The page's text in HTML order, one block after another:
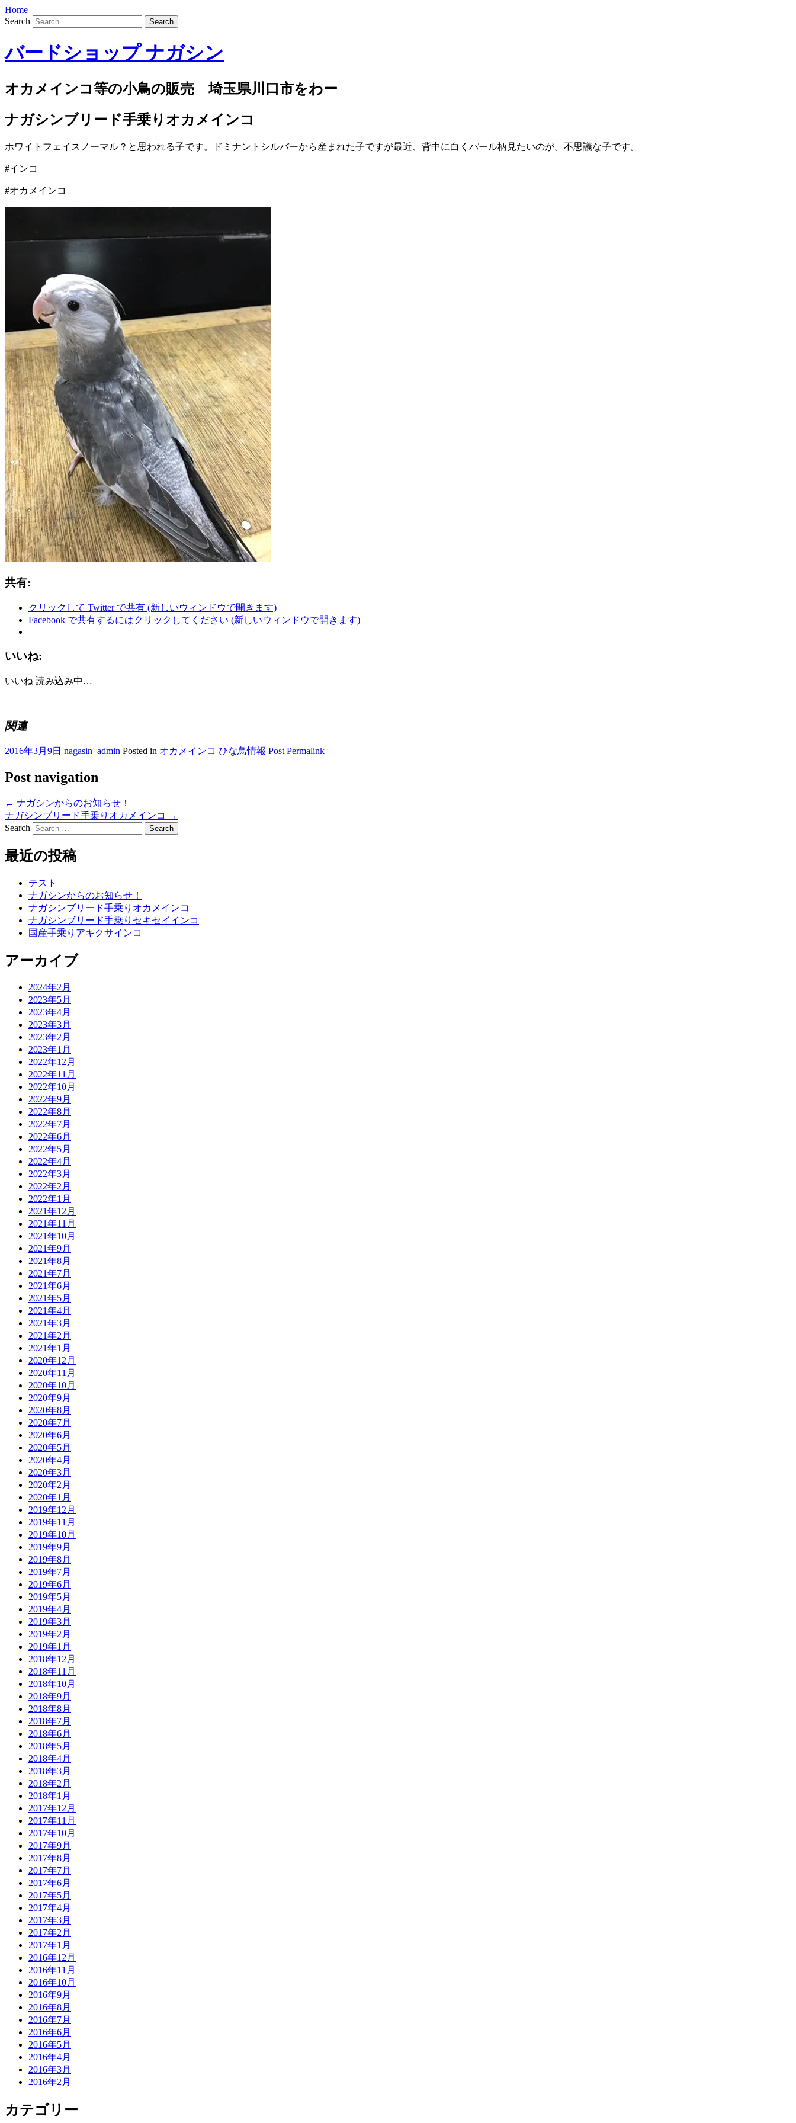
Home
Search
バードショップ ナガシン
オカメインコ等の小鳥の販売 埼玉県川口市をわー
ナガシンブリード手乗りオカメインコ
ホワイトフェイスノーマル？と思われる子です。ドミナントシルバーから産まれた子ですが最近、背中に白くパール柄見たいのが。不思議な子です。
#インコ
#オカメインコ
共有:
クリックして Twitter で共有 (新しいウィンドウで開きます)
Facebook で共有するにはクリックしてください (新しいウィンドウで開きます)
いいね:
いいね 読み込み中…
関連
2016年3月9日 nagasin_admin Posted in オカメインコ ひな鳥情報 Post Permalink
Post navigation
← ナガシンからのお知らせ！
ナガシンブリード手乗りオカメインコ →
Search
最近の投稿
テスト
ナガシンからのお知らせ！
ナガシンブリード手乗りオカメインコ
ナガシンブリード手乗りセキセイインコ
国産手乗りアキクサインコ
アーカイブ
2024年2月
2023年5月
2023年4月
2023年3月
2023年2月
2023年1月
2022年12月
2022年11月
2022年10月
2022年9月
2022年8月
2022年7月
2022年6月
2022年5月
2022年4月
2022年3月
2022年2月
2022年1月
2021年12月
2021年11月
2021年10月
2021年9月
2021年8月
2021年7月
2021年6月
2021年5月
2021年4月
2021年3月
2021年2月
2021年1月
2020年12月
2020年11月
2020年10月
2020年9月
2020年8月
2020年7月
2020年6月
2020年5月
2020年4月
2020年3月
2020年2月
2020年1月
2019年12月
2019年11月
2019年10月
2019年9月
2019年8月
2019年7月
2019年6月
2019年5月
2019年4月
2019年3月
2019年2月
2019年1月
2018年12月
2018年11月
2018年10月
2018年9月
2018年8月
2018年7月
2018年6月
2018年5月
2018年4月
2018年3月
2018年2月
2018年1月
2017年12月
2017年11月
2017年10月
2017年9月
2017年8月
2017年7月
2017年6月
2017年5月
2017年4月
2017年3月
2017年2月
2017年1月
2016年12月
2016年11月
2016年10月
2016年9月
2016年8月
2016年7月
2016年6月
2016年5月
2016年4月
2016年3月
2016年2月
カテゴリー